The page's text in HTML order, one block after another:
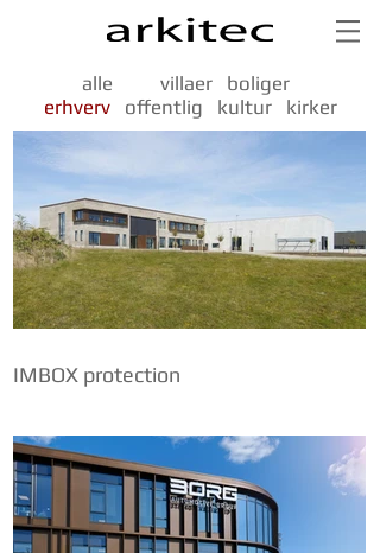
alle villaer
boliger
erhverv
offentlig kultur kirker
IMBOX protection